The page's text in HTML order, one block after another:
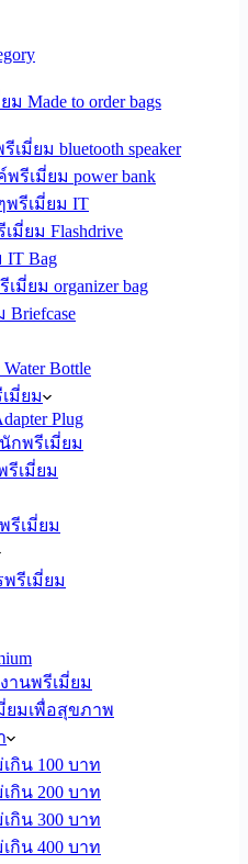
Made to order bags
มี่ยม bluetooth speaker
รีเมี่ยม power bank
รีเมี่ยม IT
มี่ยม Flashdrive
IT Bag
มี่ยม organizer bag
Bottle
มี่ยม
Plug
กพรีเมี่ยม
เมี่ยม
รีเมี่ยม
รีเมี่ยม
นพรีเมี่ยม
มเพื่อสุขภาพ
กิน 100 บาท
กิน 200 บาท
กิน 300 บาท
กิน 400 บาท